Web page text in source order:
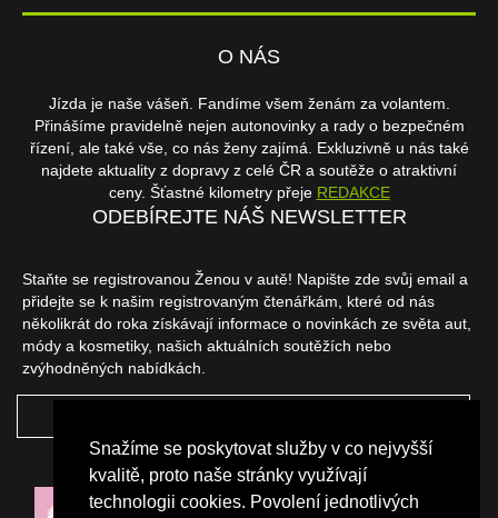
Snažíme se poskytovat služby v co nejvyšší
kvalitě, proto naše stránky využívají
technologii cookies. Povolení jednotlivých
O NÁS
Jízda je naše vášeň. Fandíme všem ženám za volantem.
Přinášíme pravidelně nejen autonovinky a rady o bezpečném
řízení, ale také vše, co nás ženy zajímá. Exkluzivně u nás také
najdete aktuality z dopravy z celé ČR a soutěže o atraktivní
ceny. Šťastné kilometry přeje REDAKCE
ODEBÍREJTE NÁŠ NEWSLETTER
Staňte se registrovanou Ženou v autě! Napište zde svůj email a
přidejte se k našim registrovaným čtenářkám, které od nás
několikrát do roka získávají informace o novinkách ze světa aut,
módy a kosmetiky, našich aktuálních soutěžích nebo
zvýhodněných nabídkách.
NAŠI PARTNEŘI